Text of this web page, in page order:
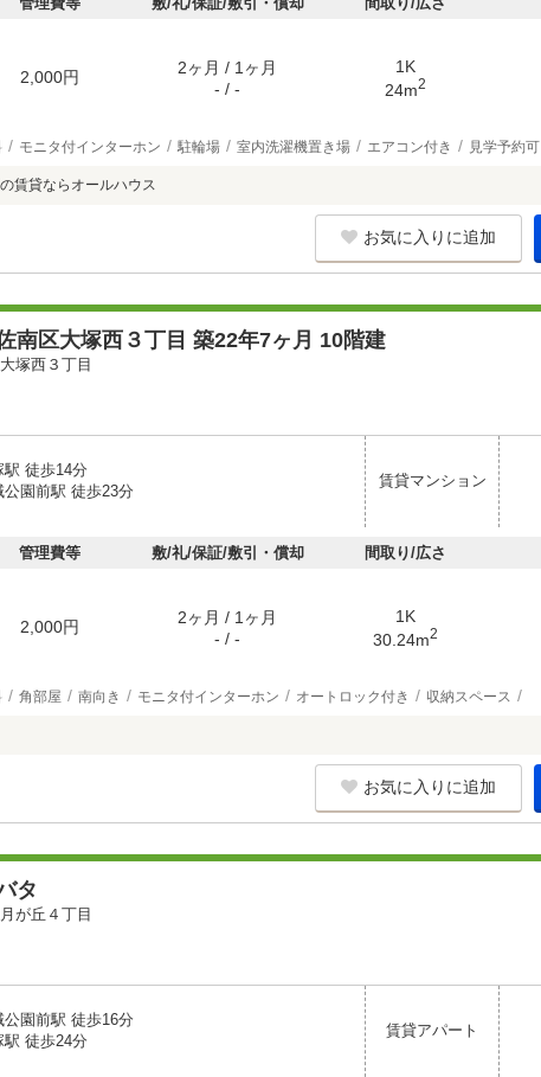
2,000円
2ヶ月 / 1ヶ月
- / -
1K
24m2
モニタ付インターホン 駐輪場 室内洗濯機置き場 エアコン付き 見学予約可
賃貸ならオールハウス
お気に入りに追加
南区大塚西３丁目 築22年7ヶ月 10階建
塚西３丁目
徒歩14分
園前駅 徒歩23分
賃貸マンション
管理費等 敷/礼/保証/敷引・償却 間取り/広さ
2,000円
2ヶ月 / 1ヶ月
- / -
1K
30.24m2
角部屋 南向き モニタ付インターホン オートロック付き 収納スペース
お気に入りに追加
タ
が丘４丁目
園前駅 徒歩16分
徒歩24分
賃貸アパート